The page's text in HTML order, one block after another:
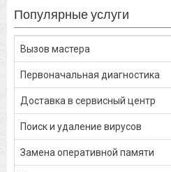
Популярные услуги
Вызов мастера
Первоначальная диагностика
Доставка в сервисный центр
Поиск и удаление вирусов
Замена оперативной памяти